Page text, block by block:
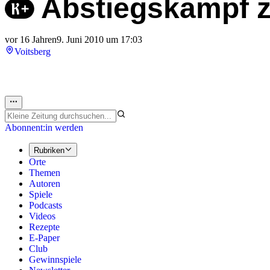
Abstiegskampf
vor 16 Jahren9. Juni 2010 um 17:03
Voitsberg
Abonnent:in werden
Rubriken
Orte
Themen
Autoren
Spiele
Podcasts
Videos
Rezepte
E-Paper
Club
Gewinnspiele